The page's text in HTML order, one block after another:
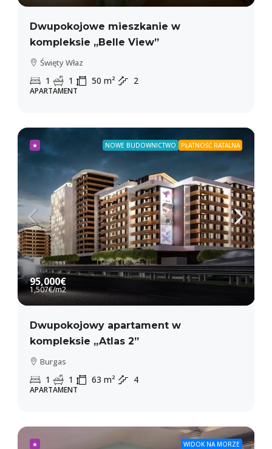
Dwupokojowe mieszkanie w
kompleksie „Belle View”
Święty Właz
1 1 50 m² 2
APARTAMENT
★ NOWE BUDOWNICTWO PŁATNOŚĆ RATALNA
95,000€
1,507€/m2
Dwupokojowy apartament w
kompleksie „Atlas 2”
Burgas
1 1 63 m² 4
APARTAMENT
★ WIDOK NA MORZE